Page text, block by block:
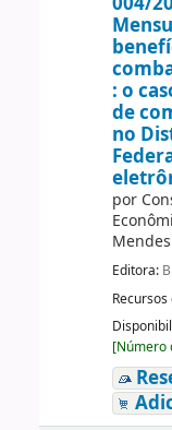
: o
de
no
por
Mendes
Editora:
[Número